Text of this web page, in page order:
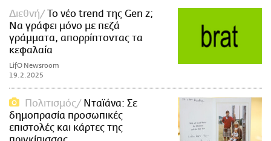
Διεθνή
Το νέο trend της Gen z;
Να γράφει μόνο με πεζά
γράμματα, απορρίπτοντας τα
κεφαλαία
LifO Newsroom
19.2.2025
Πολιτισμός
Νταϊάνα: Σε
δημοπρασία προσωπικές
επιστολές και κάρτες της